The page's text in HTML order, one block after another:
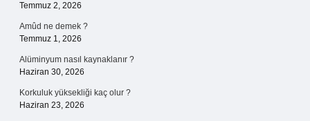
Temmuz 2, 2026
Amûd ne demek ?
Temmuz 1, 2026
Alüminyum nasıl kaynaklanır ?
Haziran 30, 2026
Korkuluk yüksekliği kaç olur ?
Haziran 23, 2026